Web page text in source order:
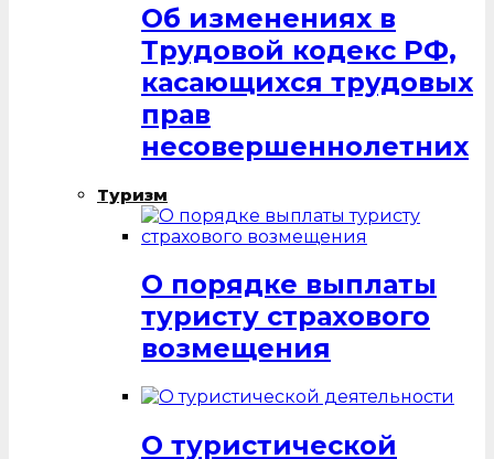
Об изменениях в
Трудовой кодекс РФ,
касающихся трудовых
прав
несовершеннолетних
Туризм
О порядке выплаты
туристу страхового
возмещения
О туристической